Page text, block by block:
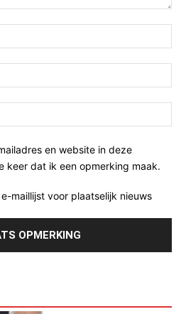
en website in deze
keer dat ik een opmerking maak.
maillijst voor plaatselijk nieuws